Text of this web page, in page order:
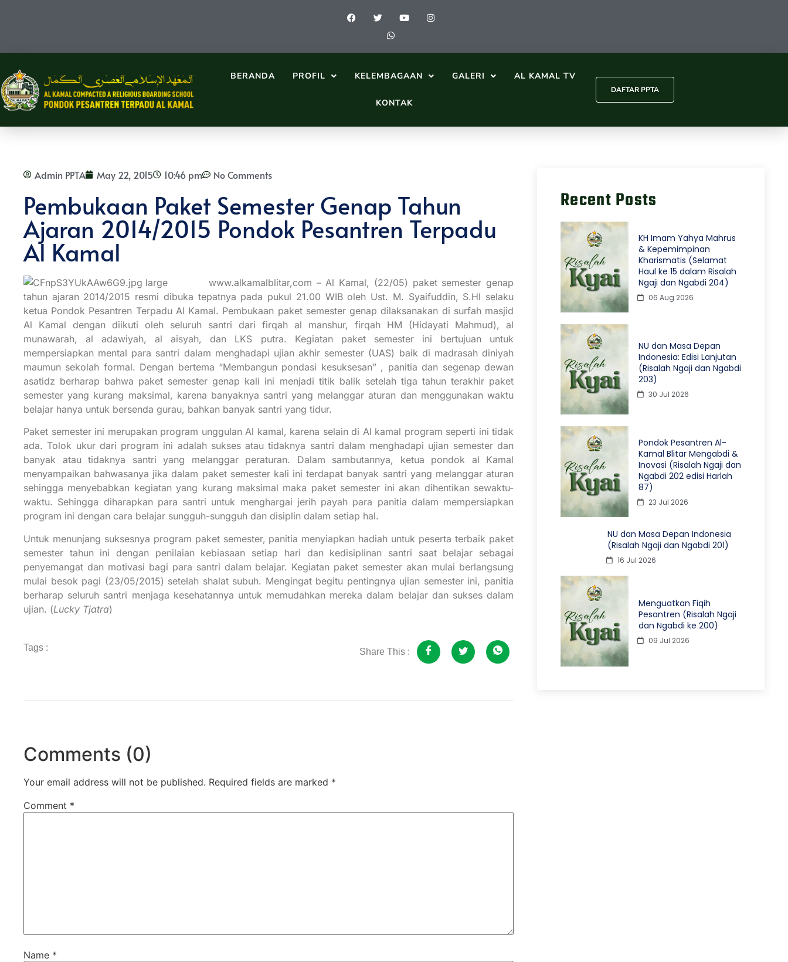
BERANDA PROFIL KELEMBAGAAN GALERI AL KAMAL TV
KONTAK
DAFTAR PPTA
Admin PPTA May 22, 2015 10:46 pm No Comments
Pembukaan Paket Semester Genap Tahun
Ajaran 2014/2015 Pondok Pesantren Terpadu
Al Kamal
www.alkamalblitar,com – Al Kamal, (22/05) paket semester genap
tahun ajaran 2014/2015 resmi dibuka tepatnya pada pukul 21.00 WIB oleh Ust. M. Syaifuddin, S.HI selaku
ketua Pondok Pesantren Terpadu Al Kamal. Pembukaan paket semester genap dilaksanakan di surfah masjid
Al Kamal dengan diikuti oleh seluruh santri dari firqah al manshur, firqah HM (Hidayati Mahmud), al
munawarah, al adawiyah, al aisyah, dan LKS putra. Kegiatan paket semester ini bertujuan untuk
mempersiapkan mental para santri dalam menghadapi ujian akhir semester (UAS) baik di madrasah diniyah
maumun sekolah formal. Dengan bertema “Membangun pondasi kesuksesan” , panitia dan segenap dewan
asatidz berharap bahwa paket semester genap kali ini menjadi titik balik setelah tiga tahun terakhir paket
semester yang kurang maksimal, karena banyaknya santri yang melanggar aturan dan menggunakan waktu
belajar hanya untuk bersenda gurau, bahkan banyak santri yang tidur.
Paket semester ini merupakan program unggulan Al kamal, karena selain di Al kamal program seperti ini tidak
ada. Tolok ukur dari program ini adalah sukses atau tidaknya santri dalam menghadapi ujian semester dan
banyak atau tidaknya santri yang melanggar peraturan. Dalam sambutannya, ketua pondok al Kamal
menyampaikan bahwasanya jika dalam paket semester kali ini terdapat banyak santri yang melanggar aturan
sehingga menyebabkan kegiatan yang kurang maksimal maka paket semester ini akan dihentikan sewaktu-
waktu. Sehingga diharapkan para santri untuk menghargai jerih payah para panitia dalam mempersiapkan
program ini dengan cara belajar sungguh-sungguh dan disiplin dalam setiap hal.
Untuk menunjang suksesnya program paket semester, panitia menyiapkan hadiah untuk peserta terbaik paket
semester tahun ini dengan penilaian kebiasaan setiap hari dan kedisiplinan santri saat belajar sebagai
penyemangat dan motivasi bagi para santri dalam belajar. Kegiatan paket semester akan mulai berlangsung
mulai besok pagi (23/05/2015) setelah shalat subuh. Mengingat begitu pentingnya ujian semester ini, panitia
berharap seluruh santri menjaga kesehatannya untuk memudahkan mereka dalam belajar dan sukses dalam
ujian. (Lucky Tjatra)
Tags : Share This :
Comments (0)
Your email address will not be published. Required fields are marked *
Comment *
Name *
Recent Posts
KH Imam Yahya Mahrus
& Kepemimpinan
Kharismatis (Selamat
Haul ke 15 dalam Risalah
Ngaji dan Ngabdi 204)
06 Aug 2026
NU dan Masa Depan
Indonesia: Edisi Lanjutan
(Risalah Ngaji dan Ngabdi
203)
30 Jul 2026
Pondok Pesantren Al-
Kamal Blitar Mengabdi &
Inovasi (Risalah Ngaji dan
Ngabdi 202 edisi Harlah
87)
23 Jul 2026
NU dan Masa Depan Indonesia
(Risalah Ngaji dan Ngabdi 201)
16 Jul 2026
Menguatkan Fiqih
Pesantren (Risalah Ngaji
dan Ngabdi ke 200)
09 Jul 2026